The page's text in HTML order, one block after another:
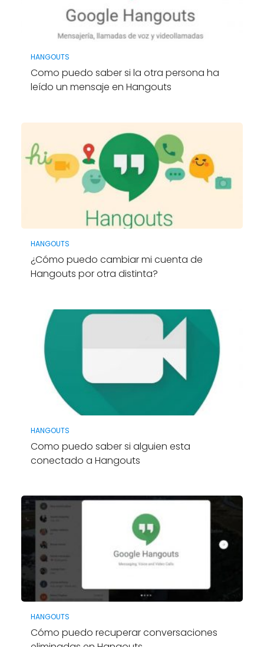
HANGOUTS
Como puedo saber si la otra persona ha
leído un mensaje en Hangouts
HANGOUTS
¿Cómo puedo cambiar mi cuenta de
Hangouts por otra distinta?
HANGOUTS
Como puedo saber si alguien esta
conectado a Hangouts
HANGOUTS
Cómo puedo recuperar conversaciones